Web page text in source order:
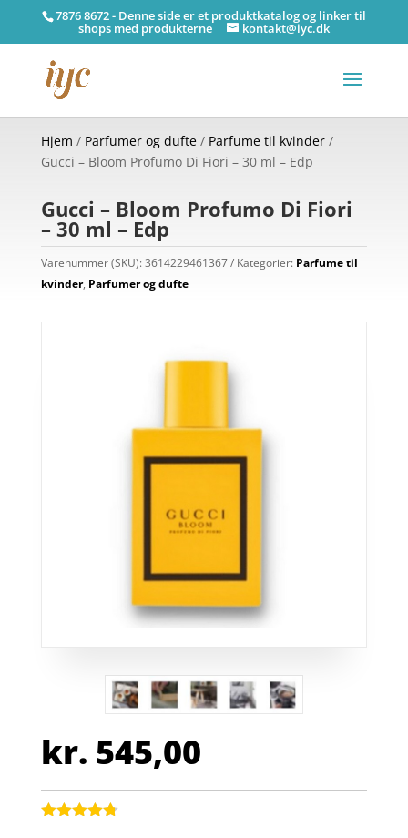
7876 8672 - Denne side er et produktkatalog og linker til
shops med produkterne kontakt@iyc.dk
Hjem / Parfumer og dufte/ Parfume til kvinder/
Gucci – Bloom Profumo Di Fiori – 30 ml – Edp
Gucci – Bloom Profumo Di Fiori
– 30 ml – Edp
Varenummer (SKU):3614229461367 Kategorier: Parfume til
kvinder, Parfumer og dufte
kr. 545,00